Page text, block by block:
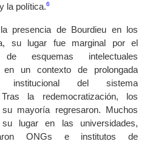
la política.6
presencia de Bourdieu en los
su lugar fue marginal por el
de esquemas intelectuales
en un contexto de prolongada
institucional del sistema
la redemocratización, los
mayoría regresaron. Muchos
su lugar en las universidades,
ONGs e institutos de